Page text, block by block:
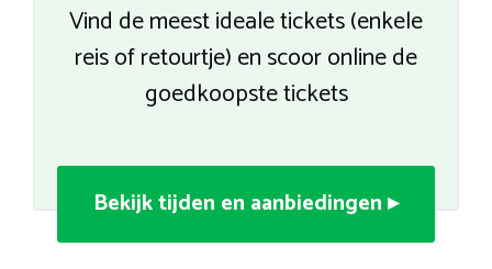
Vind de meest ideale tickets (enkele
reis of retourtje) en scoor online de
goedkoopste tickets
Bekijk tijden en aanbiedingen ▸